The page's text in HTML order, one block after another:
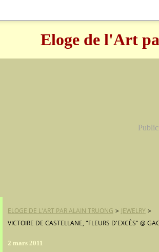
Eloge de l'Art
ELOGE DE L'ART PAR ALAIN TRUONG > JEWELRY >
VICTOIRE DE CASTELLANE, "FLEURS D'EXCÈS" @
2 mars 2011